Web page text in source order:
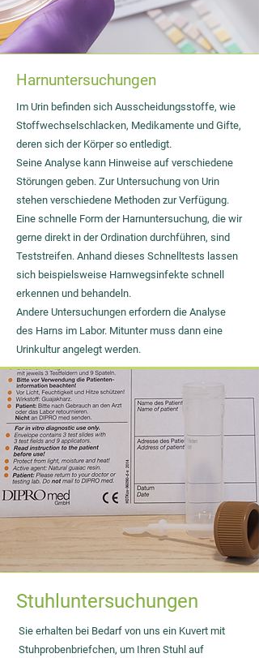
Harnuntersuchungen
Im Urin befinden sich Ausscheidungsstoffe, wie
Stoffwechselschlacken, Medikamente und Gifte,
deren sich der Körper so entledigt.
Seine Analyse kann Hinweise auf verschiedene
Störungen geben. Zur Untersuchung von Urin
stehen verschiedene Methoden zur Verfügung.
Eine schnelle Form der Harnuntersuchung, die wir
gerne direkt in der Ordination durchführen, sind
Teststreifen. Anhand dieses Schnelltests lassen
sich beispielsweise Harnwegsinfekte schnell
erkennen und behandeln.
Andere Untersuchungen erfordern die Analyse
des Harns im Labor. Mitunter muss dann eine
Urinkultur angelegt werden.
Stuhluntersuchungen
Sie erhalten bei Bedarf von uns ein Kuvert mit
Stuhprobenbriefchen, um Ihren Stuhl auf